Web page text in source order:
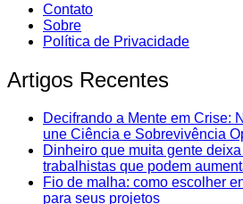
Contato
Sobre
Política de Privacidade
Artigos Recentes
Decifrando a Mente em Crise:
une Ciência e Sobrevivência
Dinheiro que muita gente
trabalhistas que podem
Fio de malha: como escolher
para seus projetos